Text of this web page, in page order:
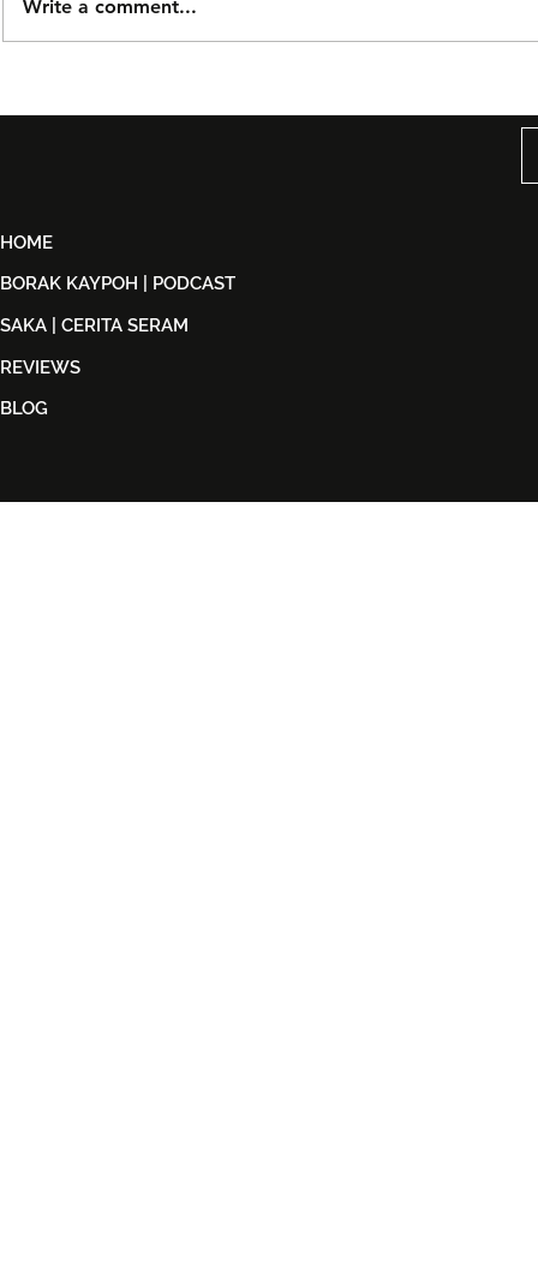
Dijual
Write a comment...
HOME
BORAK KAYPOH | PODCAST
SAKA | CERITA SERAM
REVIEWS
BLOG